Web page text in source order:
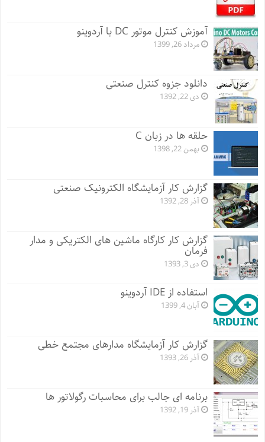
آموزش کنترل موتور DC با آردوینو
مرداد 26, 1399
دانلود جزوه کنترل صنعتی
دی 22, 1392
حلقه ها در زبان C
بهمن 22, 1398
گزارش کار آزمایشگاه الکترونیک صنعتی
آذر 28, 1392
گزارش کار کارگاه ماشین های الکتریکی و مدار
فرمان
دی 3, 1393
استفاده از IDE آردوینو
آبان 4, 1399
گزارش کار آزمایشگاه مدارهای مجتمع خطی
آذر 26, 1393
برنامه ای جالب برای محاسبات رگولاتور ها
آذر 19, 1392